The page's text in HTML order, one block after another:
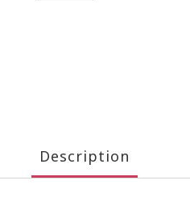
Description